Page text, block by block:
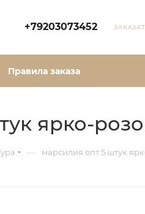
+79203073452
Правила заказа
ярко-
— марсилия опт 5 штук